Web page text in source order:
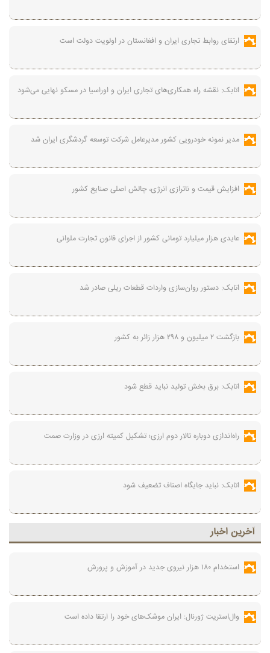
ارتقای روابط تجاری ایران و افغانستان در اولویت دولت است
اتابک: نقشه راه همکاری‌های تجاری ایران و اوراسیا در مسکو نهایی می‌شود
مدیر نمونه خودرویی کشور مدیرعامل شرکت توسعه گردشگری ایران شد
افزایش قیمت و ناترازی انرژی، چالش اصلی صنایع کشور
عایدی هزار میلیارد تومانی کشور از اجرای قانون تجارت ملوانی
اتابک: دستور روان‌سازی واردات قطعات ریلی صادر شد
بازگشت ۲ میلیون و ۲۹۸ هزار زائر به کشور
اتابک: برق بخش تولید نباید قطع شود
راه‌اندازی دوباره تالار دوم ارزی؛ تشکیل کمیته ارزی در وزارت صمت
اتابک: نباید جایگاه اصناف تضعیف شود
آخرين اخبار
استخدام ۱۸۰ هزار نیروی جدید در آموزش‌ و پرورش
وال‌استریت ژورنال: ایران موشک‌های خود را ارتقا داده است